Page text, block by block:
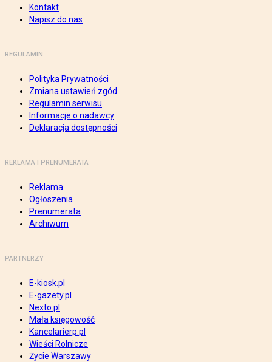
Kontakt
Napisz do nas
REGULAMIN
Polityka Prywatności
Zmiana ustawień zgód
Regulamin serwisu
Informacje o nadawcy
Deklaracja dostępności
REKLAMA I PRENUMERATA
Reklama
Ogłoszenia
Prenumerata
Archiwum
PARTNERZY
E-kiosk.pl
E-gazety.pl
Nexto.pl
Mała księgowość
Kancelarierp.pl
Wieści Rolnicze
Życie Warszawy